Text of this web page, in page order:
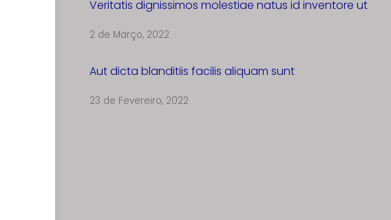
Veritatis dignissimos molestiae natus id inventore ut
2 de Março, 2022
Aut dicta blanditiis facilis aliquam sunt
23 de Fevereiro, 2022